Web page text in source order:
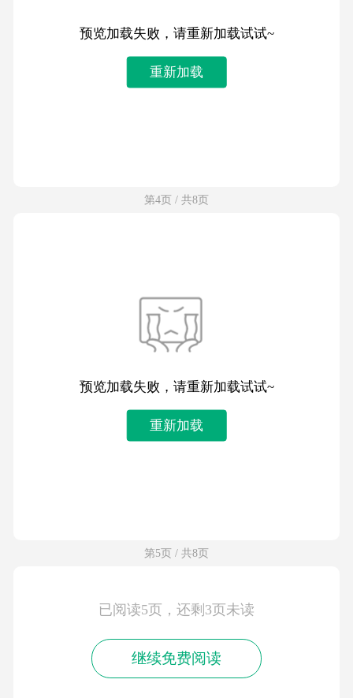
预览加载失败，请重新加载试试~
重新加载
第4页 / 共8页
预览加载失败，请重新加载试试~
重新加载
第5页 / 共8页
已阅读5页，还剩3页未读
继续免费阅读